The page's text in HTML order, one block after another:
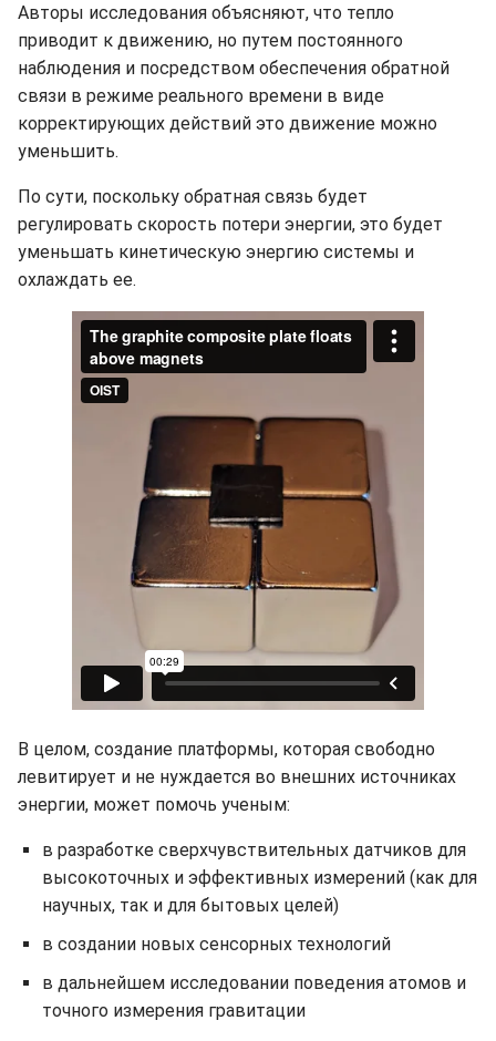
Авторы исследования объясняют, что тепло
приводит к движению, но путем постоянного
наблюдения и посредством обеспечения обратной
связи в режиме реального времени в виде
корректирующих действий это движение можно
уменьшить.
По сути, поскольку обратная связь будет
регулировать скорость потери энергии, это будет
уменьшать кинетическую энергию системы и
охлаждать ее.
В целом, создание платформы, которая свободно
левитирует и не нуждается во внешних источниках
энергии, может помочь ученым:
в разработке сверхчувствительных датчиков для
высокоточных и эффективных измерений (как для
научных, так и для бытовых целей)
в создании новых сенсорных технологий
в дальнейшем исследовании поведения атомов и
точного измерения гравитации